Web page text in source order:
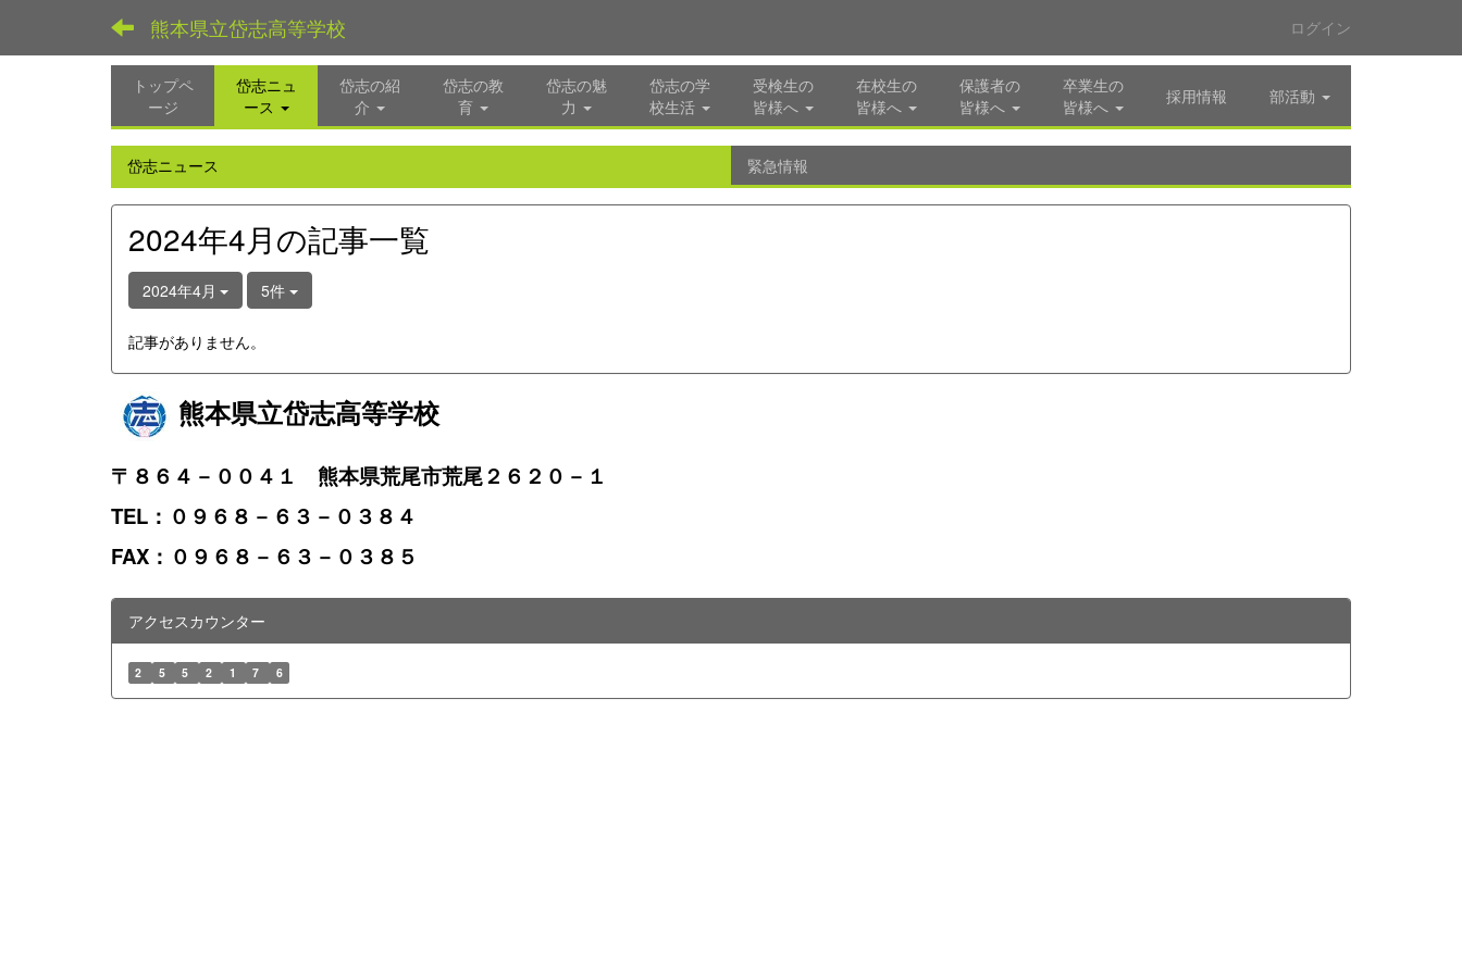
熊本県立岱志高等学校 ログイン
トップペ
ージ
岱志ニュ
ース
岱志の紹
介
岱志の教
育
岱志の魅
力
岱志の学
校生活
受検生の
皆様へ
在校生の
皆様へ
保護者の
皆様へ
卒業生の
皆様へ
採用情報 部活動
岱志ニュース 緊急情報
2024年4月の記事一覧
2024年4月 5件
記事がありません。
熊本県立岱志高等学校
〒８６４－００４１ 熊本県荒尾市荒尾２６２０－１
TEL：０９６８－６３－０３８４
FAX：０９６８－６３－０３８５
アクセスカウンター
2 5 5 2 1 7 6